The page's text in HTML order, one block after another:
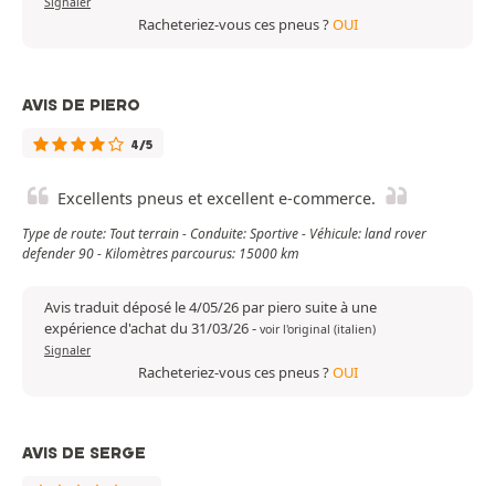
Racheteriez-vous ces pneus ?OUI
AVIS DE PIERO
4/5
Excellents pneus et excellent e-commerce.
Type de route: Tout terrain - Conduite: Sportive - Véhicule: land rover
defender 90 - Kilomètres parcourus: 15000 km
Avis traduit déposé le 4/05/26 par piero suite à une
expérience d'achat du 31/03/26- voir l'original (italien)
Signaler
Racheteriez-vous ces pneus ?OUI
AVIS DE SERGE